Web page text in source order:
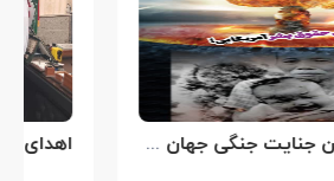
سالروز بزرگ ترین جنایت جنگی جهان علیه بشریت توسط بزرگ ترین مدعی دروغین حقوق بشر